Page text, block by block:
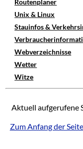
Routenplaner
Unix & Linux
Stauinfos &
Webverzeichnisse
Wetter
Witze
Aktuell aufgerufene
Zum Anfang der Seite